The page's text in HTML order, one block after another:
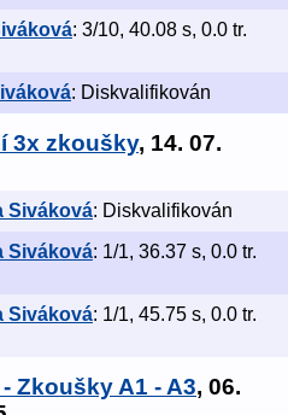
: 3/10, 40.08 s, 0.0 tr.
: Diskvalifikován
3x zkoušky, 14. 07.
Siváková: Diskvalifikován
Siváková: 1/1, 36.37 s, 0.0 tr.
Siváková: 1/1, 45.75 s, 0.0 tr.
Zkoušky A1 - A3, 06.